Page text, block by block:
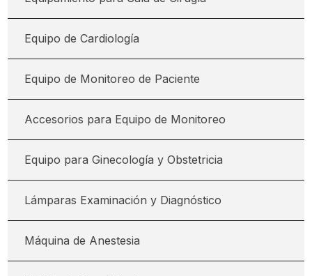
Equipo de Cardiología
Equipo de Monitoreo de Paciente
Accesorios para Equipo de Monitoreo
Equipo para Ginecología y Obstetricia
Lámparas Examinación y Diagnóstico
Máquina de Anestesia